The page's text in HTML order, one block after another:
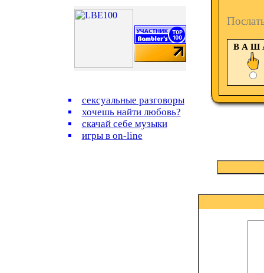
сексуальные разговоры
хочешь найти любовь?
скачай себе музыки
игры в on-line
В А Ш